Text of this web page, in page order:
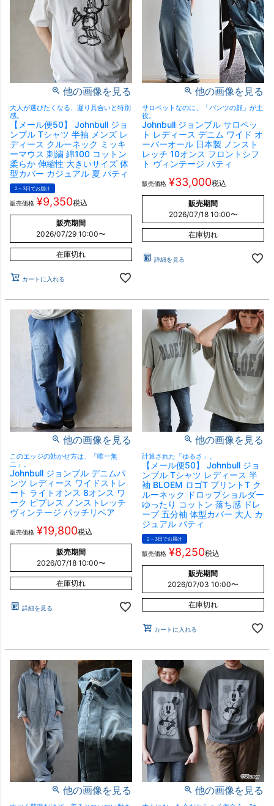
他の画像を見る
大人が選びたくなる、凝り具合いと特別
感。
【メール便50】 Johnbull ジョ
ンブル Tシャツ 半袖 メンズ レ
ディース クルーネック ミッキ
ーマウス 刺繍 綿100 コットン
柔らか 伸縮性 大きいサイズ 体
型カバー カジュアル 夏 パティ
2～3日でお届け
販売価格 ¥9,350税込
販売期間
2026/07/29 10:00〜
在庫切れ
カートに入れる
他の画像を見る
サロペットなのに、「パンツの顔」が主
役。
Johnbull ジョンブル サロペッ
ト レディース デニム ワイド オ
ーバーオール 日本製 ノンスト
レッチ 10オンス フロントシフ
ト ヴィンテージ パティ
販売価格 ¥33,000税込
販売期間
2026/07/18 10:00〜
在庫切れ
詳細を見る
他の画像を見る
このエッジの効かせ方は、「唯一無
二」。
Johnbull ジョンブル デニムパ
ンツ レディース ワイドストレ
ート ライトオンス 8オンス ワ
ーク ビブレス ノンストレッチ
ヴィンテージ パッチリペア
販売価格 ¥19,800税込
販売期間
2026/07/18 10:00〜
在庫切れ
詳細を見る
他の画像を見る
計算された「ゆるさ」。
【メール便50】 Johnbull ジョ
ンブル Tシャツ レディース 半
袖 BLOEM ロゴT プリントT ク
ルーネック ドロップショルダー
ゆったり コットン 落ち感 ドレ
ープ 五分袖 体型カバー 大人 カ
ジュアル パティ
2～3日でお届け
販売価格 ¥8,250税込
販売期間
2026/07/03 10:00〜
在庫切れ
カートに入れる
他の画像を見る 他の画像を見る